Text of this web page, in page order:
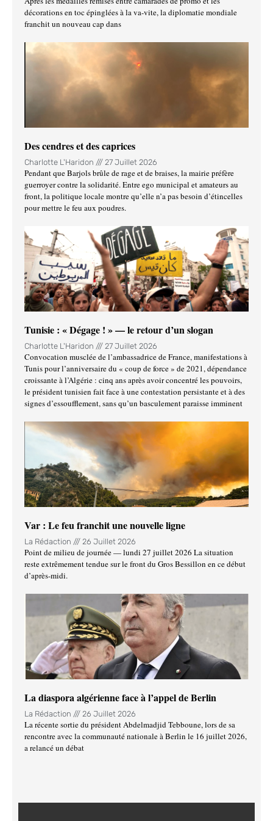
décorations en toc épinglées à la va-vite, la diplomatie mondiale
franchit un nouveau cap dans
Des cendres et des caprices
Charlotte L'Haridon 27 Juillet 2026
Pendant que Barjols brûle de rage et de braises, la mairie préfère
guerroyer contre la solidarité. Entre ego municipal et amateurs au
front, la politique locale montre qu’elle n’a pas besoin d’étincelles
pour mettre le feu aux poudres.
Tunisie : « Dégage ! » — le retour d’un slogan
Charlotte L'Haridon 27 Juillet 2026
Convocation musclée de l’ambassadrice de France, manifestations à
Tunis pour l’anniversaire du « coup de force » de 2021, dépendance
croissante à l’Algérie : cinq ans après avoir concentré les pouvoirs,
le président tunisien fait face à une contestation persistante et à des
signes d’essoufflement, sans qu’un basculement paraisse imminent
Var : Le feu franchit une nouvelle ligne
La Rédaction 26 Juillet 2026
Point de milieu de journée — lundi 27 juillet 2026 La situation
reste extrêmement tendue sur le front du Gros Bessillon en ce début
d’après-midi.
La diaspora algérienne face à l’appel de Berlin
La Rédaction 26 Juillet 2026
La récente sortie du président Abdelmadjid Tebboune, lors de sa
rencontre avec la communauté nationale à Berlin le 16 juillet 2026,
a relancé un débat